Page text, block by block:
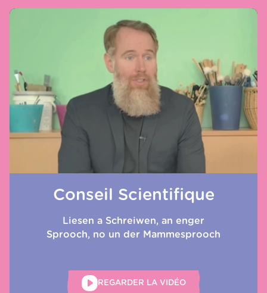
LUCET - Erster Bericht -
21.06.24
TÉLÉCHARGER
LUCET - 2ter Bericht
12.06.25
TÉLÉCHARGER
l’enseignement en groupe ALPHA FR et 16 en
Conseil Scientifique
Liesen a Schreiwen, an enger
Sprooch, no un der Mammesprooch
REGARDER LA VIDÉO